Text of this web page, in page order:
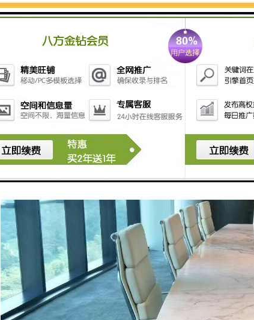
款。
世纪中心为商业产权50年，项目距离在建的17号线漕盈路站约1.5
要大一些。